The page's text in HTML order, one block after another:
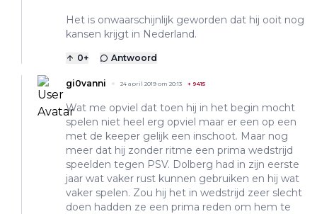
Het is onwaarschijnlijk geworden dat hij ooit nog
kansen krijgt in Nederland.
0+ Antwoord
gi0vanni 24 april 2019 om 20:13 + 9415
Wat me opviel dat toen hij in het begin mocht
spelen niet heel erg opviel maar er een op een
met de keeper gelijk een inschoot. Maar nog
meer dat hij zonder ritme een prima wedstrijd
speelden tegen PSV. Dolberg had in zijn eerste
jaar wat vaker rust kunnen gebruiken en hij wat
vaker spelen. Zou hij het in wedstrijd zeer slecht
doen hadden ze een prima reden om hem te